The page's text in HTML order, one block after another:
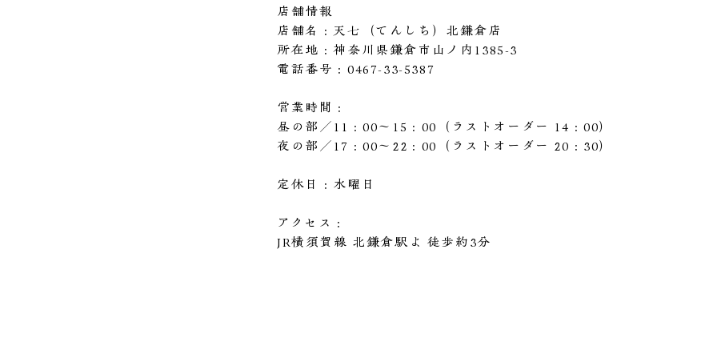
店舗情報
店舗名：天七（てんしち）北鎌倉店
所在地：神奈川県鎌倉市山ノ内1385-3
電話番号：0467-33-5387
営業時間：
昼の部／11：00〜15：00（ラストオーダー 14：00）
夜の部／17：00〜22：00（ラストオーダー 20：30）
定休日：水曜日
アクセス：
JR横須賀線 北鎌倉駅よ 徒歩約3分